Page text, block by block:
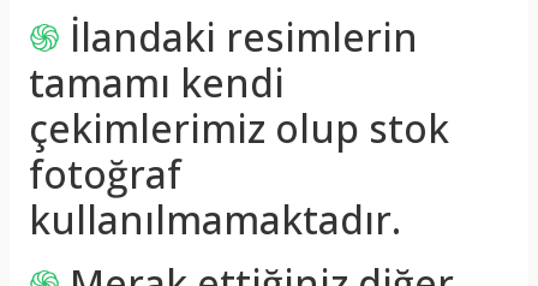
֍ İlandaki resimlerin
tamamı kendi
çekimlerimiz olup stok
fotoğraf
kullanılmamaktadır.